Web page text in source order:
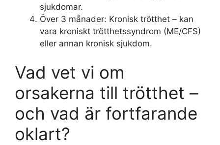
sjukdomar.
Över 3 månader: Kronisk trötthet – kan
vara kroniskt trötthetssyndrom (ME/CFS)
eller annan kronisk sjukdom.
Vad vet vi om
orsakerna till trötthet –
och vad är fortfarande
oklart?